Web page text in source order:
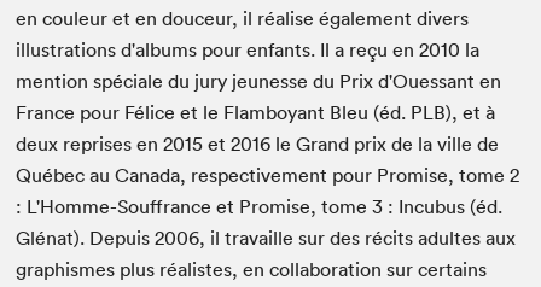
en couleur et en douceur, il réalise également divers
illustrations d'albums pour enfants. Il a reçu en 2010 la
mention spéciale du jury jeunesse du Prix d'Ouessant en
France pour Félice et le Flamboyant Bleu (éd. PLB), et à
deux reprises en 2015 et 2016 le Grand prix de la ville de
Québec au Canada, respectivement pour Promise, tome 2
: L'Homme-Souffrance et Promise, tome 3 : Incubus (éd.
Glénat). Depuis 2006, il travaille sur des récits adultes aux
graphismes plus réalistes, en collaboration sur certains